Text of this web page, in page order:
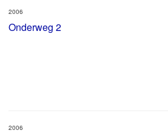
Onderweg 2
2006
2006